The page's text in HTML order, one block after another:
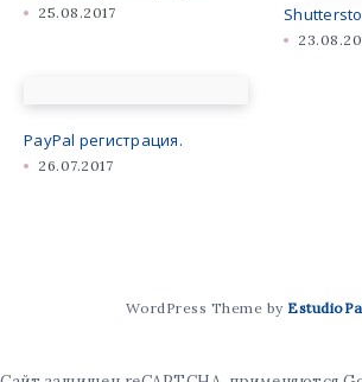
25.08.2017
PayPal регистрация.
26.07.2017
WordPress Theme by